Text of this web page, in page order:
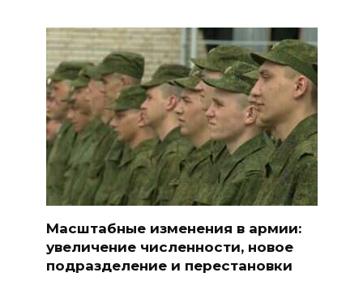
Масштабные изменения в армии:
увеличение численности, новое
подразделение и перестановки